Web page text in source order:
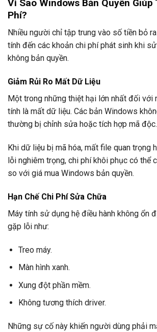
Vì Sao Windows Bản Quyền Giúp
Phí?
Nhiều người chỉ tập trung vào số tiền bỏ
tính đến các khoản chi phí phát sinh khi
không bản quyền.
Giảm Rủi Ro Mất Dữ Liệu
Một trong những thiệt hại lớn nhất đối với
tính là mất dữ liệu. Các bản Windows
thường bị chỉnh sửa hoặc tích hợp mã độc.
Khi dữ liệu bị mã hóa, mất file quan trọng
lỗi nghiêm trọng, chi phí khôi phục có thể
so với giá mua Windows bản quyền.
Hạn Chế Chi Phí Sửa Chữa
Máy tính sử dụng hệ điều hành không ổn
gặp lỗi như:
Treo máy.
Màn hình xanh.
Xung đột phần mềm.
Không tương thích driver.
Những sự cố này khiến người dùng phải